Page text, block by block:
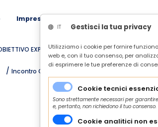
Imprese
EXPORT: IMPRESE E TERRITORI DEL
/ Incontro Confindustria Marche-Fincantieri - 16
IT Gestisci la tua privacy
Utilizziamo i cookie per fornire
web e, con il tuo consenso, per
di esprimere le tue preferenze di
Cookie tecnici
Sono strettamente necessari per
e, pertanto, non richiedono il tuo consenso.
Cookie analitici non